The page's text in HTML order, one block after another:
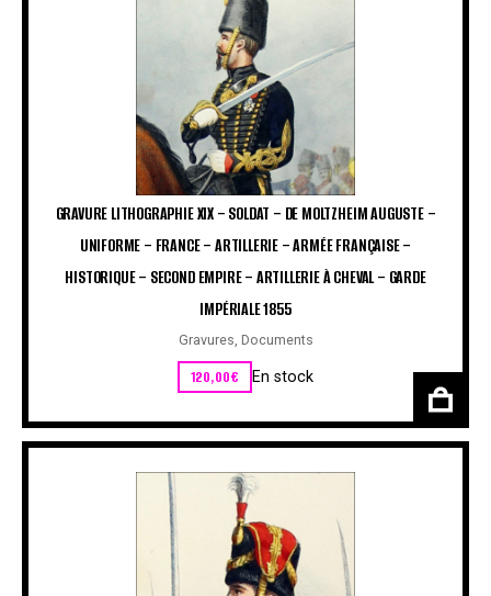
GRAVURE LITHOGRAPHIE XIX – SOLDAT – DE MOLTZHEIM AUGUSTE –
UNIFORME – FRANCE – ARTILLERIE – ARMÉE FRANÇAISE –
HISTORIQUE – SECOND EMPIRE – ARTILLERIE À CHEVAL – GARDE
IMPÉRIALE 1855
Gravures, Documents
120,00€ En stock